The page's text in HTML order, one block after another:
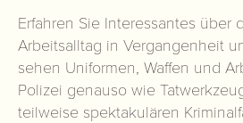
Erfahren Sie Interessantes über
Arbeitsalltag in Vergangenheit
sehen Uniformen, Waffen und
Polizei genauso wie
teilweise spektakulären